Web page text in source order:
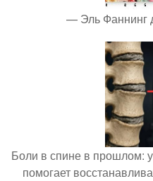
— Эль Фаннинг
Боли в спине в прошлом:
помогает